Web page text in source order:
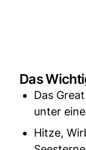
Das
Das
unter
Hitze,